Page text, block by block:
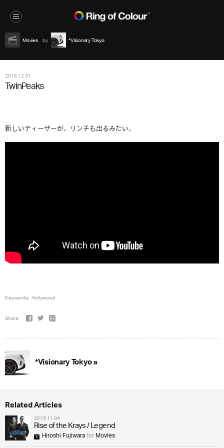
Movies *Visionary Tokyo
2016.12.31
TwinPeaks
新しいティーザーが。リンチも出るみたい。
Keywords: Hollywood
Share:
*Visionary Tokyo »
Related Articles
2015.11.04
Rise of the Krays / Legend
Hiroshi FujiwaraforMovies